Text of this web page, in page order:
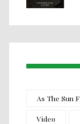
As The Sun
Video